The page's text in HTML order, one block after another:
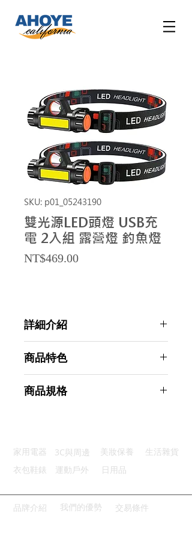
SKU: p01_05243190
雙光源LED頭燈 USB充
電 2入組 露營燈 釣魚燈
NT$469.00Price
詳細介紹
商品特色
彈性舒適：彈性燈帶可以隨意調節
商品規格
主要材質：ABS
商品尺寸：9*6.5*5.5cm
產地名稱：中國大陸
代理商：亞桓有限公司
家用電器 3C與周邊 美妝保養
生活雜貨
衣包鞋錶
運動戶外 日用品
品牌介紹 我們的優勢 交易條件